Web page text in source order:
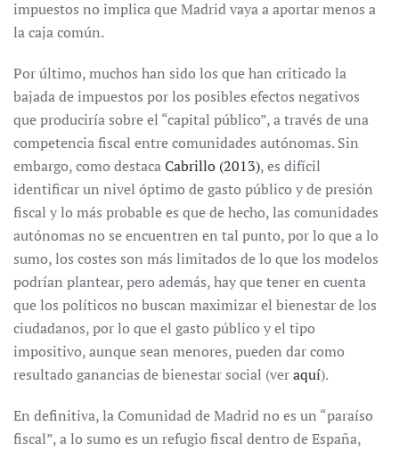
impuestos no implica que Madrid vaya a aportar menos a
la caja común.
Por último, muchos han sido los que han criticado la
bajada de impuestos por los posibles efectos negativos
que produciría sobre el “capital público”, a través de una
competencia fiscal entre comunidades autónomas. Sin
embargo, como destacaCabrillo (2013), es difícil
identificar un nivel óptimo de gasto público y de presión
fiscal y lo más probable es que de hecho, las comunidades
autónomas no se encuentren en tal punto, por lo que a lo
sumo, los costes son más limitados de lo que los modelos
podrían plantear, pero además, hay que tener en cuenta
que los políticos no buscan maximizar el bienestar de los
ciudadanos, por lo que el gasto público y el tipo
impositivo, aunque sean menores, pueden dar como
resultado ganancias de bienestar social (veraquí).
En definitiva, la Comunidad de Madrid no es un “paraíso
fiscal”, a lo sumo es un refugio fiscal dentro de España,